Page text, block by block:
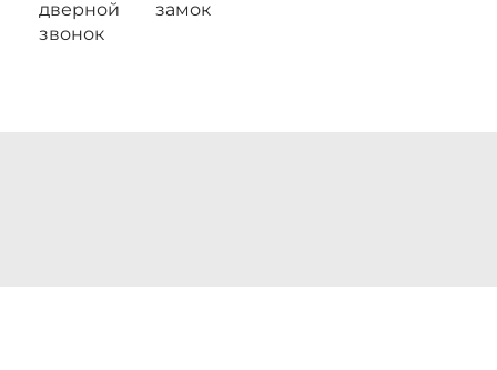
дверной
звонок
замок